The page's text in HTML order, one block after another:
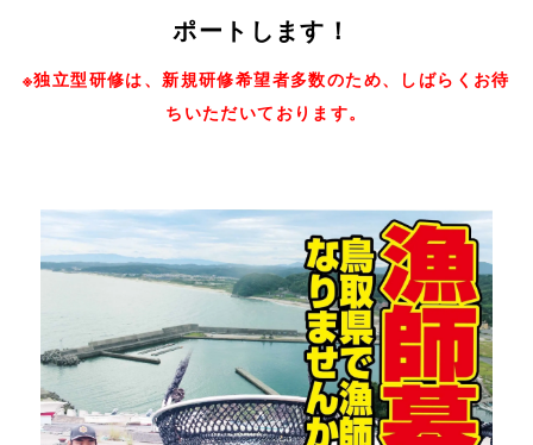
ポートします！
※独立型研修は、新規研修希望者多数のため、しばらくお待
ちいただいております。